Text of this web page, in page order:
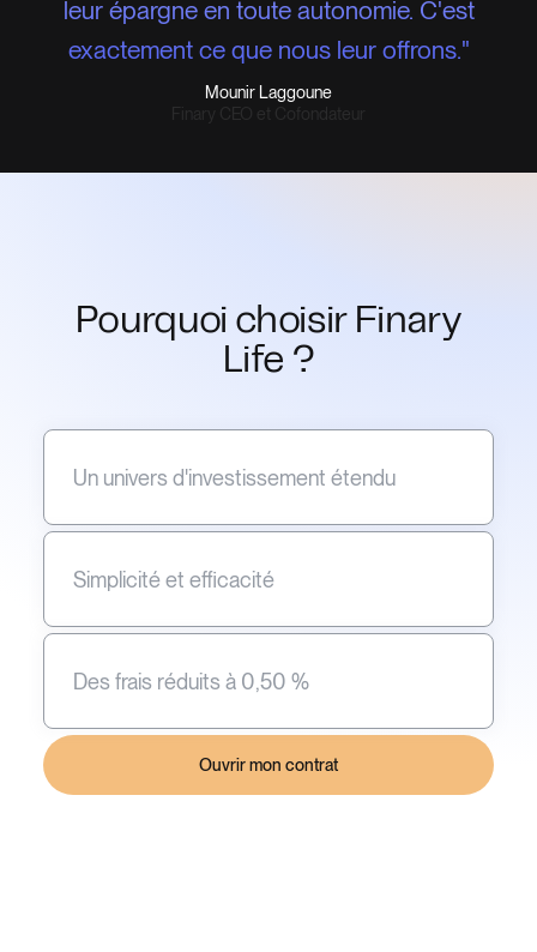
leur épargne en toute autonomie. C'est
exactement ce que nous leur offrons."
Mounir Laggoune
Finary CEO et Cofondateur
Pourquoi choisir Finary
Life ?
Un univers d'investissement étendu
Simplicité et efficacité
Des frais réduits à 0,50 %
Ouvrir mon contrat